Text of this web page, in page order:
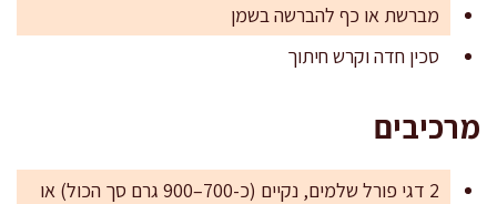
מברשת או כף להברשה בשמן
סכין חדה וקרש חיתוך
מרכיבים
2 דגי פורל שלמים, נקיים (כ-700–900 גרם סך הכול) או